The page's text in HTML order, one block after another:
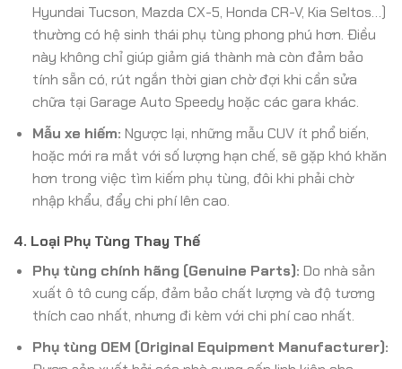
Hyundai Tucson, Mazda CX-5, Honda CR-V, Kia Seltos…)
thường có hệ sinh thái phụ tùng phong phú hơn. Điều
này không chỉ giúp giảm giá thành mà còn đảm bảo
tính sẵn có, rút ngắn thời gian chờ đợi khi cần sửa
chữa tại Garage Auto Speedy hoặc các gara khác.
Mẫu xe hiếm: Ngược lại, những mẫu CUV ít phổ biến,
hoặc mới ra mắt với số lượng hạn chế, sẽ gặp khó khăn
hơn trong việc tìm kiếm phụ tùng, đôi khi phải chờ
nhập khẩu, đẩy chi phí lên cao.
4. Loại Phụ Tùng Thay Thế
Phụ tùng chính hãng (Genuine Parts): Do nhà sản
xuất ô tô cung cấp, đảm bảo chất lượng và độ tương
thích cao nhất, nhưng đi kèm với chi phí cao nhất.
Phụ tùng OEM (Original Equipment Manufacturer):